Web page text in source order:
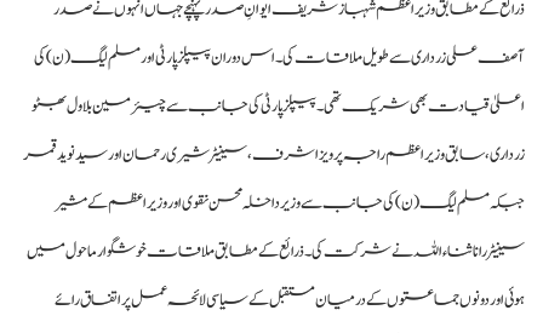
ذرائع کے مطابق وزیراعظم شہباز شریف ایوانِ صدر پہنچے جہاں انہوں نے صدر
آصف علی زرداری سے طویل ملاقات کی۔ اس دوران پیپلز پارٹی اور مسلم لیگ (ن) کی
اعلیٰ قیادت بھی شریک تھی۔ پیپلز پارٹی کی جانب سے چیئرمین بلاول بھٹو
زرداری، سابق وزیراعظم راجہ پرویز اشرف، سینیٹر شیری رحمان اور سید نوید قمر
جبکہ مسلم لیگ (ن) کی جانب سے وزیر داخلہ محسن نقوی اور وزیراعظم کے مشیر
سینیٹر رانا ثناءاللہ نے شرکت کی۔ ذرائع کے مطابق ملاقات خوشگوار ماحول میں
ہوئی اور دونوں جماعتوں کے درمیان مستقبل کے سیاسی لائحہ عمل پر اتفاق رائے